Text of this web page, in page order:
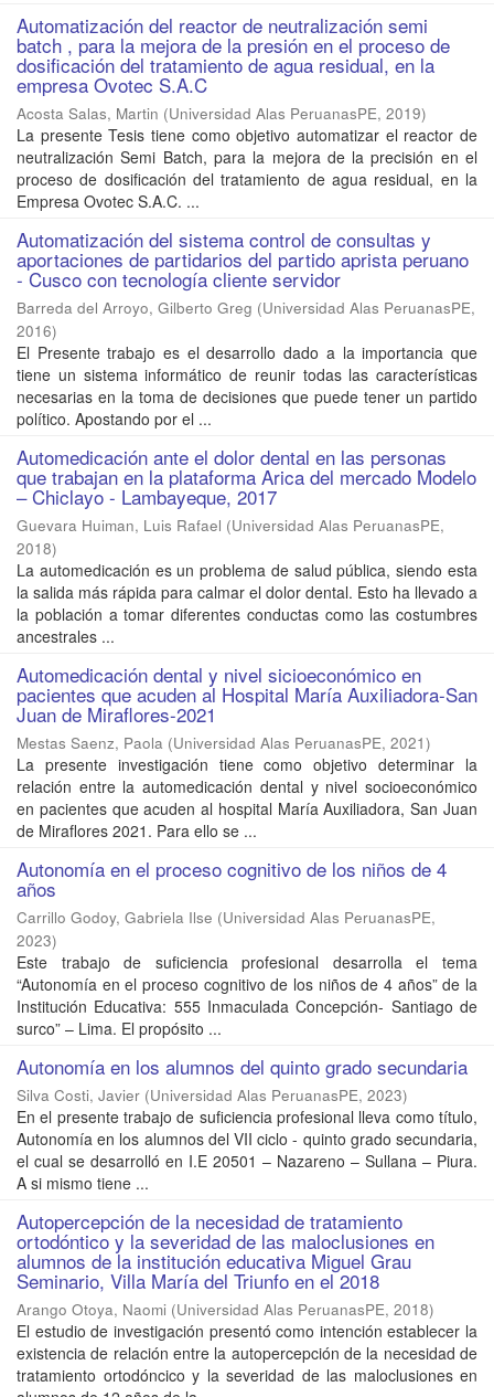
Automatización del reactor de neutralización semi
batch , para la mejora de la presión en el proceso de
dosificación del tratamiento de agua residual, en la
empresa Ovotec S.A.C
Acosta Salas, Martin (Universidad Alas PeruanasPE, 2019)
La presente Tesis tiene como objetivo automatizar el reactor de
neutralización Semi Batch, para la mejora de la precisión en el
proceso de dosificación del tratamiento de agua residual, en la
Empresa Ovotec S.A.C. ...
Automatización del sistema control de consultas y
aportaciones de partidarios del partido aprista peruano
- Cusco con tecnología cliente servidor
Barreda del Arroyo, Gilberto Greg (Universidad Alas PeruanasPE,
2016)
El Presente trabajo es el desarrollo dado a la importancia que
tiene un sistema informático de reunir todas las características
necesarias en la toma de decisiones que puede tener un partido
político. Apostando por el ...
Automedicación ante el dolor dental en las personas
que trabajan en la plataforma Arica del mercado Modelo
– Chiclayo - Lambayeque, 2017
Guevara Huiman, Luis Rafael (Universidad Alas PeruanasPE,
2018)
La automedicación es un problema de salud pública, siendo esta
la salida más rápida para calmar el dolor dental. Esto ha llevado a
la población a tomar diferentes conductas como las costumbres
ancestrales ...
Automedicación dental y nivel sicioeconómico en
pacientes que acuden al Hospital María Auxiliadora-San
Juan de Miraflores-2021
Mestas Saenz, Paola (Universidad Alas PeruanasPE, 2021)
La presente investigación tiene como objetivo determinar la
relación entre la automedicación dental y nivel socioeconómico
en pacientes que acuden al hospital María Auxiliadora, San Juan
de Miraflores 2021. Para ello se ...
Autonomía en el proceso cognitivo de los niños de 4
años
Carrillo Godoy, Gabriela Ilse (Universidad Alas PeruanasPE,
2023)
Este trabajo de suficiencia profesional desarrolla el tema
“Autonomía en el proceso cognitivo de los niños de 4 años” de la
Institución Educativa: 555 Inmaculada Concepción- Santiago de
surco” – Lima. El propósito ...
Autonomía en los alumnos del quinto grado secundaria
Silva Costi, Javier (Universidad Alas PeruanasPE, 2023)
En el presente trabajo de suficiencia profesional lleva como título,
Autonomía en los alumnos del VII ciclo - quinto grado secundaria,
el cual se desarrolló en I.E 20501 – Nazareno – Sullana – Piura.
A si mismo tiene ...
Autopercepción de la necesidad de tratamiento
ortodóntico y la severidad de las maloclusiones en
alumnos de la institución educativa Miguel Grau
Seminario, Villa María del Triunfo en el 2018
Arango Otoya, Naomi (Universidad Alas PeruanasPE, 2018)
El estudio de investigación presentó como intención establecer la
existencia de relación entre la autopercepción de la necesidad de
tratamiento ortodóncico y la severidad de las maloclusiones en